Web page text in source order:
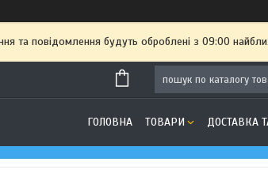
та повідомлення будуть оброблені з 09:00
ГОЛОВНА ТОВАРИ ДОСТАВКА